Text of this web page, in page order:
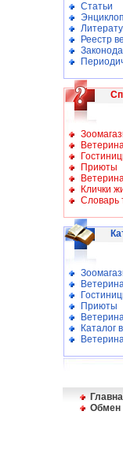
Статьи
Реестр
Приюты
Клички
Словарь
Приюты
Каталог
Обмен